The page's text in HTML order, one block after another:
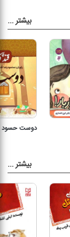
بیشتر...
دوست حسود
بیشتر...